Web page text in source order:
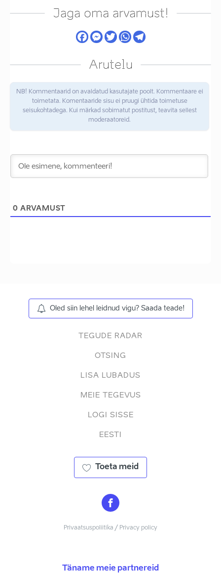
Jaga oma arvamust!
Arutelu
NB! Kommentaarid on avaldatud kasutajate poolt. Kommentaare ei
toimetata. Komentaaride sisu ei pruugi ühtida toimetuse
seisukohtadega. Kui märkad sobimatut postitust, teavita sellest
moderaatoreid.
0 ARVAMUST
Oled siin lehel leidnud vigu? Saada teade!
TEGUDE RADAR
OTSING
LISA LUBADUS
MEIE TEGEVUS
LOGI SISSE
EESTI
Toeta meid
Privaatsuspoliitika / Privacy policy
Täname meie partnereid